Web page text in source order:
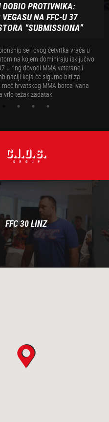
DOBIO PROTIVNIKA:
NA FFC-U 37
“SUBMISSIONA”
se i ovog četvrtka vraća u
na kojem dominiraju isključivo
u ring dovodi MMA veterane i
koja će sigurno biti za
meč hrvatskog MMA borca Ivana
vrlo težak zadatak.
FFC 30 LINZ